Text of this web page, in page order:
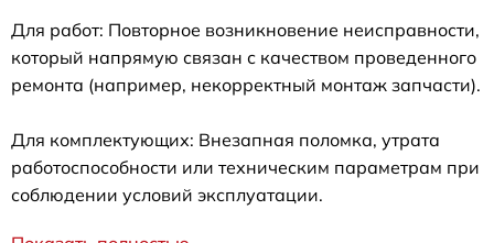
Для работ: Повторное возникновение неисправности,
который напрямую связан с качеством проведенного
ремонта (например, некорректный монтаж запчасти).
Для комплектующих: Внезапная поломка, утрата
работоспособности или техническим параметрам при
соблюдении условий эксплуатации.